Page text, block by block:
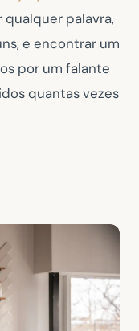
qualquer palavra,
e encontrar um
por um falante
quantas vezes